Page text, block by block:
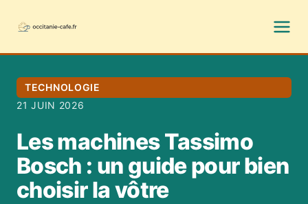
TECHNOLOGIE
21 JUIN 2026
Les machines Tassimo
Bosch : un guide pour bien
choisir la vôtre